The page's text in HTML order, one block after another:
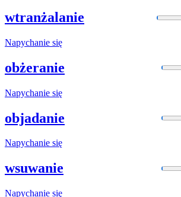
wtranżalanie
Napychanie się
obżeranie
Napychanie się
objadanie
Napychanie się
wsuwanie
Napychanie się